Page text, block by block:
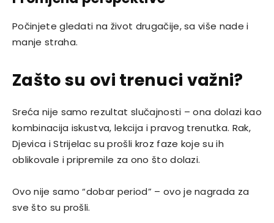
Počinjete gledati na život drugačije, sa više nade i
manje straha.
Zašto su ovi trenuci važni?
Sreća nije samo rezultat slučajnosti – ona dolazi kao
kombinacija iskustva, lekcija i pravog trenutka. Rak,
Djevica i Strijelac su prošli kroz faze koje su ih
oblikovale i pripremile za ono što dolazi.
Ovo nije samo “dobar period” – ovo je nagrada za
sve što su prošli.